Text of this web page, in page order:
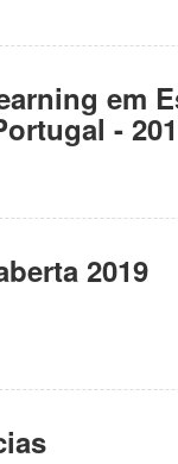
em
-
2019